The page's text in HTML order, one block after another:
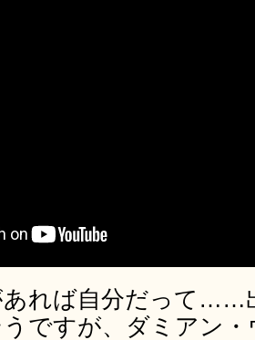
あれば自分だって……
ですが、ダミアン